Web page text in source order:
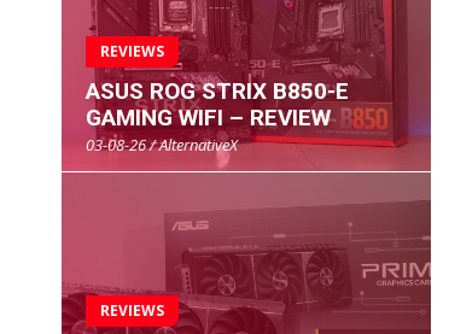
REVIEWS
ASUS ROG STRIX B850-E
GAMING WIFI – REVIEW
03-08-26 / AlternativeX
REVIEWS